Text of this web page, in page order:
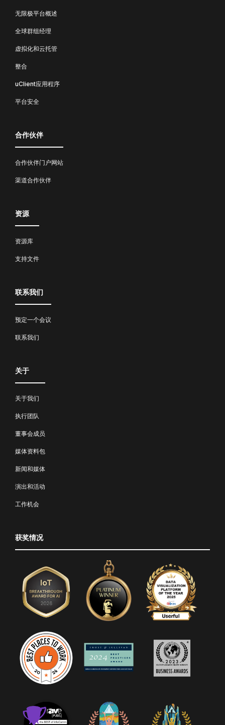
无限极平台概述
全球群组经理
虚拟化和云托管
整合
uClient应用程序
平台安全
合作伙伴
合作伙伴门户网站
渠道合作伙伴
资源
资源库
支持文件
联系我们
预定一个会议
联系我们
关于
关于我们
执行团队
董事会成员
媒体资料包
新闻和媒体
演出和活动
工作机会
获奖情况